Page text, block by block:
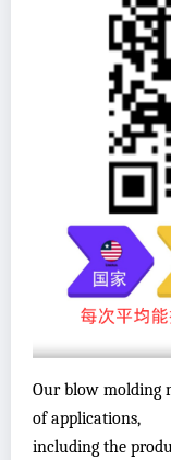
Our blow molding
of applications,
including the